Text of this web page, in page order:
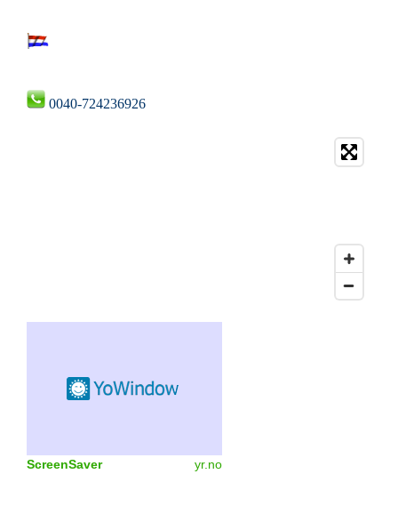
0040-724236926
ScreenSaver yr.no